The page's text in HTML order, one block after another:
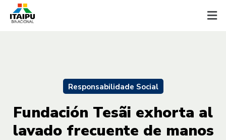
Responsabilidade Social
Fundación Tesãi exhorta al
lavado frecuente de manos